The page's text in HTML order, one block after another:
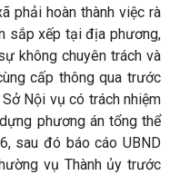
phải hoàn thành việc rà
sắp xếp tại địa phương,
không chuyên trách và
cấp thông qua trước
Nội vụ có trách nhiệm
phương án tổng thể
sau đó báo cáo UBND
vụ Thành ủy trước